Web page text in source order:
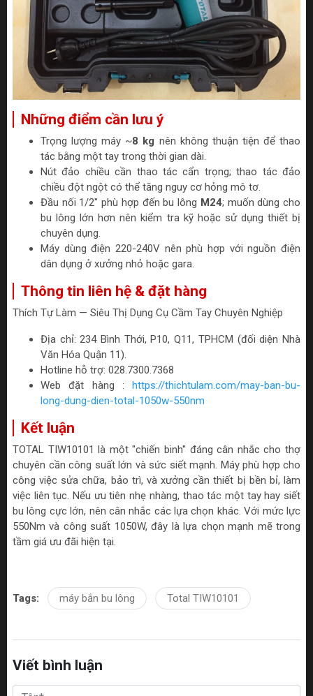
Những điểm cần lưu ý
Trọng lượng máy ~8 kg nên không thuận tiện để thao
tác bằng một tay trong thời gian dài.
Nút đảo chiều cần thao tác cẩn trọng; thao tác đảo
chiều đột ngột có thể tăng nguy cơ hỏng mô tơ.
Đầu nối 1/2" phù hợp đến bu lông M24; muốn dùng cho
bu lông lớn hơn nên kiểm tra kỹ hoặc sử dụng thiết bị
chuyên dụng.
Máy dùng điện 220-240V nên phù hợp với nguồn điện
dân dụng ở xưởng nhỏ hoặc gara.
Thông tin liên hệ & đặt hàng
Thích Tự Làm — Siêu Thị Dụng Cụ Cầm Tay Chuyên Nghiệp
Địa chỉ: 234 Bình Thới, P10, Q11, TPHCM (đối diện Nhà
Văn Hóa Quận 11).
Hotline hỗ trợ: 028.7300.7368
Web đặt hàng : https://thichtulam.com/may-ban-bu-
long-dung-dien-total-1050w-550nm
Kết luận
TOTAL TIW10101 là một "chiến binh" đáng cân nhắc cho thợ
chuyên cần công suất lớn và sức siết mạnh. Máy phù hợp cho
công việc sửa chữa, bảo trì, và xưởng cần thiết bị bền bỉ, làm
việc liên tục. Nếu ưu tiên nhẹ nhàng, thao tác một tay hay siết
bu lông cực lớn, nên cân nhắc các lựa chọn khác. Với mức lực
550Nm và công suất 1050W, đây là lựa chọn mạnh mẽ trong
tầm giá ưu đãi hiện tại.
Tags: máy bắn bu lông Total TIW10101
Viết bình luận